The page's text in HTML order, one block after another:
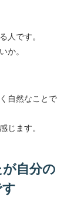
人です。
か。
自然なことで
じます。
自分の